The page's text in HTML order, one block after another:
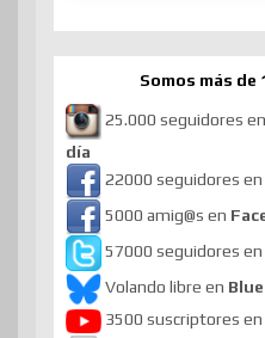
Somos más de
25.000 seguidores en
día
22000 seguidores en
5000 amig@s en
57000 seguidores en
Volando libre en
3500 suscriptores en